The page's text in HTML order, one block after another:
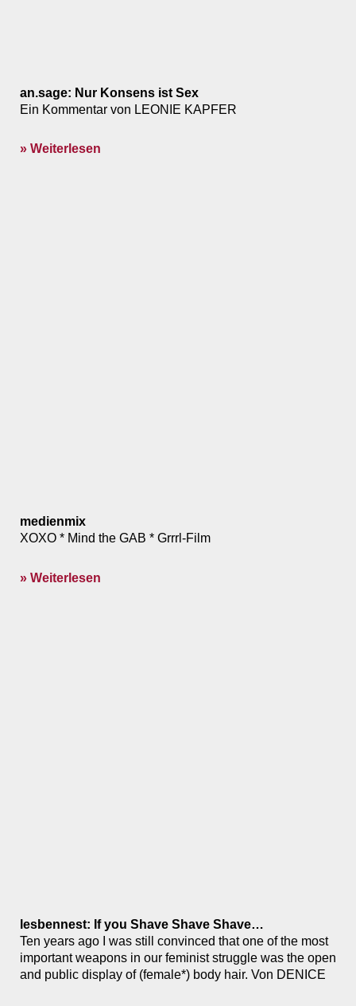
an.sage: Nur Konsens ist Sex
Ein Kommentar von LEONIE KAPFER
» Weiterlesen
medienmix
XOXO * Mind the GAB * Grrrl-Film
» Weiterlesen
lesbennest: If you Shave Shave Shave…
Ten years ago I was still convinced that one of the most
important weapons in our feminist struggle was the open
and public display of (female*) body hair. Von DENICE